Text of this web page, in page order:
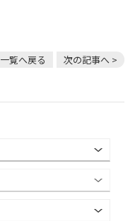
一覧へ戻る 次の記事へ >